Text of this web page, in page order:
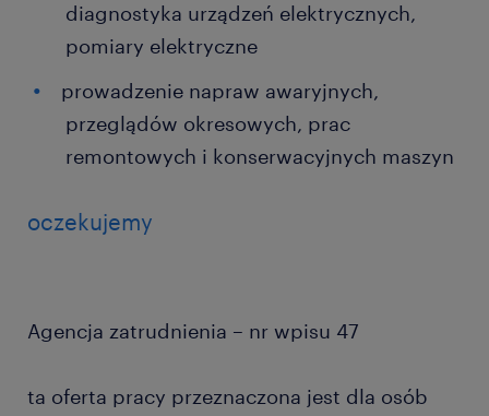
diagnostyka urządzeń elektrycznych,
pomiary elektryczne
prowadzenie napraw awaryjnych,
przeglądów okresowych, prac
remontowych i konserwacyjnych maszyn
oczekujemy
Agencja zatrudnienia – nr wpisu 47
ta oferta pracy przeznaczona jest dla osób